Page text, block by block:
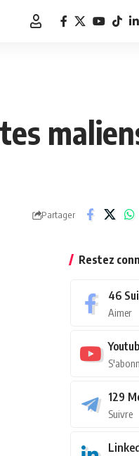
Partager
Restez
46
Aimer
129
Suivre